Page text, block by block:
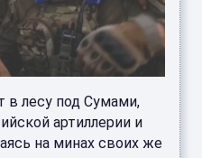
в лесу под Сумами,
артиллерии и
на минах своих же